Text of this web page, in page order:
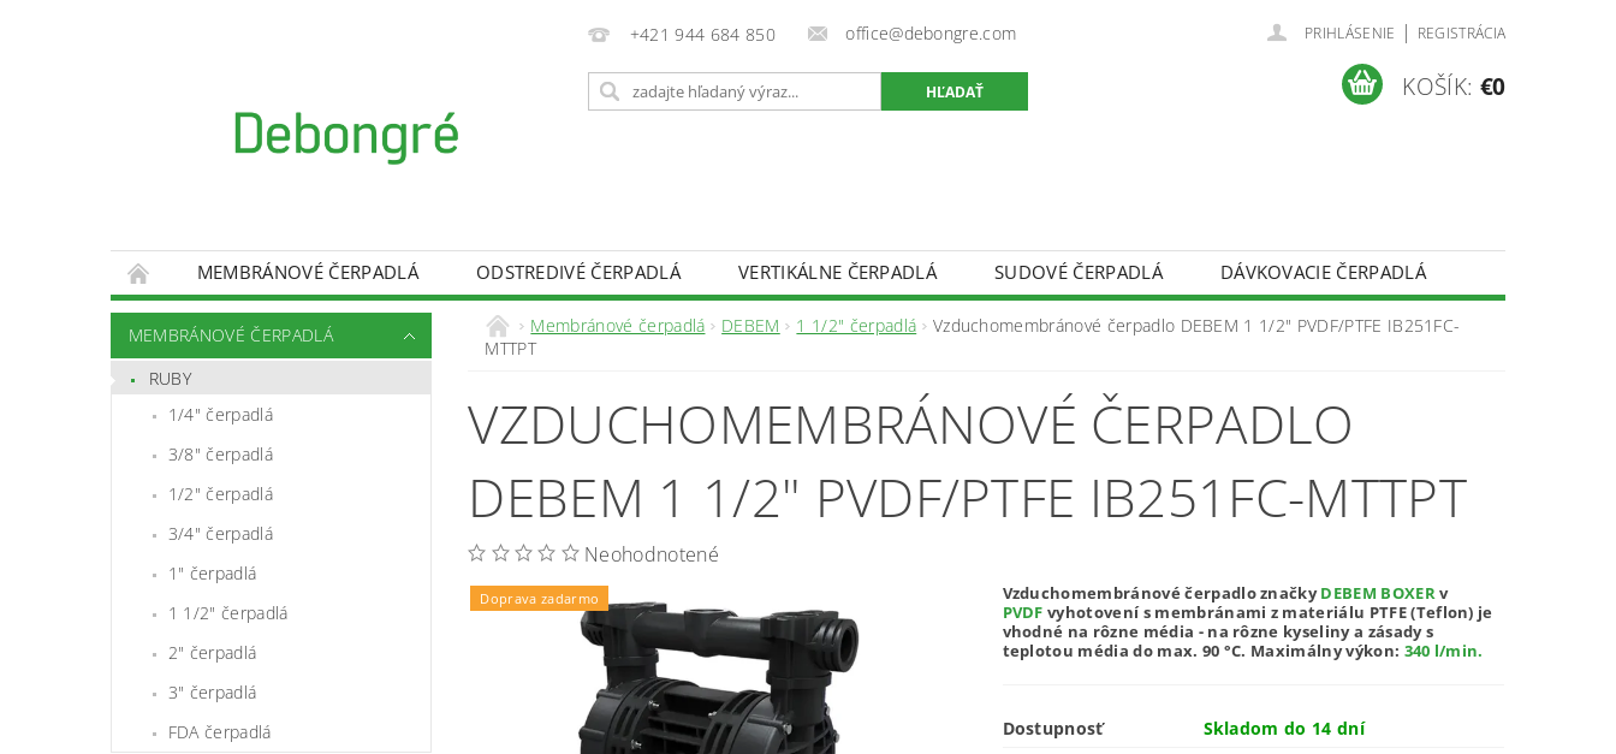
+421 944 684 850 office@debongre.com PRIHLÁSENIE | REGISTRÁCIA
KOŠÍK: €0
MEMBRÁNOVÉ ČERPADLÁ ODSTREDIVÉ ČERPADLÁ VERTIKÁLNE ČERPADLÁ SUDOVÉ ČERPADLÁ
DÁVKOVACIE ČERPADLÁ
KONTAKT
OBCHODNÉ PODMIENKY DOPRAVA A PLATBA OCHRANA OSOBNÝCH ÚDAJOV
REKLAMAČNÝ PORIADOK
REKLAMAČNÝ PROTOKOL
ODSTÚPENIE OD ZMLUVY
MEMBRÁNOVÉ ČERPADLÁ
RUBY
1/4" čerpadlá
3/8" čerpadlá
1/2" čerpadlá
3/4" čerpadlá
1" čerpadlá
1 1/2" čerpadlá
2" čerpadlá
3" čerpadlá
FDA čerpadlá
Membránové čerpadlá DEBEM 1 1/2" čerpadlá
Vzduchomembránové čerpadlo DEBEM 1 1/2" PVDF/PTFE IB251FC-
MTTPT
VZDUCHOMEMBRÁNOVÉ ČERPADLO
DEBEM 1 1/2" PVDF/PTFE IB251FC-MTTPT
Neohodnotené
Doprava zadarmo Vzduchomembránové čerpadlo značkyDEBEM BOXERv
PVDF vyhotovení s membránami z materiálu PTFE (Teflon) je
vhodné na rôzne média - na rôzne kyseliny a zásady s
teplotou média do max. 90 °C. Maximálny výkon: 340 l/min.
Dostupnosť
Skladom do 14 dní